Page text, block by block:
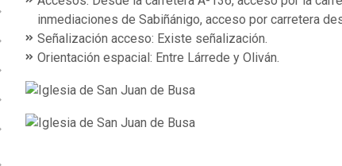
inmediaciones de Sabiñánigo, acceso por carretera
Señalización acceso: Existe señalización.
Orientación espacial: Entre Lárrede y Oliván.